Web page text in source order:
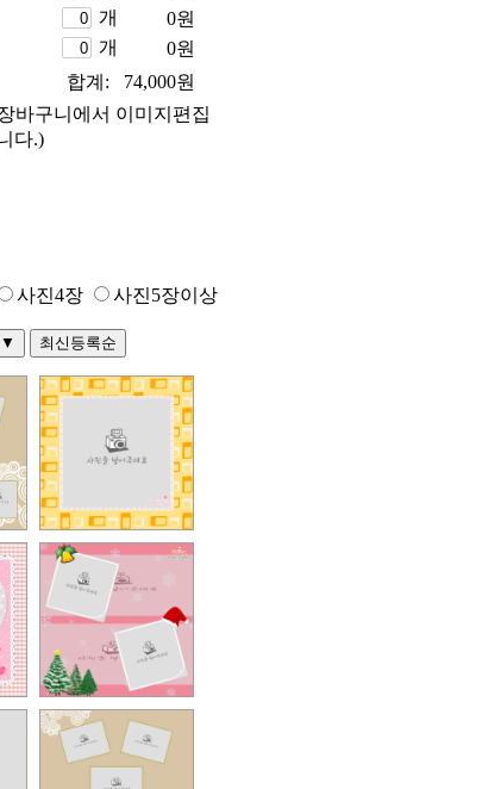
개 0원
개 0원
합계: 74,000원
바구니에서 이미지편집
다.)
사진4장 사진5장이상